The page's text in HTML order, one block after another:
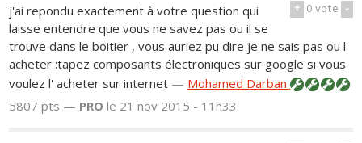
+ 0vote -
j'ai repondu exactement à votre question qui
laisse entendre que vous ne savez pas ou il se
trouve dans le boitier , vous auriez pu dire je ne sais pas ou l'
acheter :tapez composants électroniques sur google si vous
voulez l' acheter sur internet — Mohamed Darban
5807 pts — PRO le 21 nov 2015 - 11h33